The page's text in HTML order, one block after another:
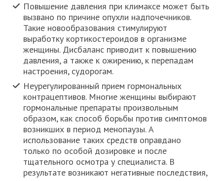
Повышение давления при климаксе может быть
вызвано по причине опухли надпочечников.
Такие новообразования стимулируют
выработку кортикостероидов в организме
женщины. Дисбаланс приводит к повышению
давления, а также к ожирению, к перепадам
настроения, судорогам.
Неурегулированный прием гормональных
контрацептивов. Многие женщины выбирают
гормональные препараты произвольным
образом, как способ борьбы против симптомов
возникших в период менопаузы. А
использование таких средств оправдано
только по особой дозировке и после
тщательного осмотра у специалиста. В
результате возникают негативные последствия,